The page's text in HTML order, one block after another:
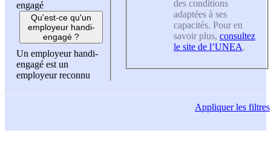
engagé
Qu'est-ce qu'un
employeur handi-
engagé ?
Un employeur handi-
engagé est un
employeur reconnu
des conditions
adaptées à ses
capacités. Pour en
savoir plus, consultez
le site de l’UNEA.
Appliquerles filtres